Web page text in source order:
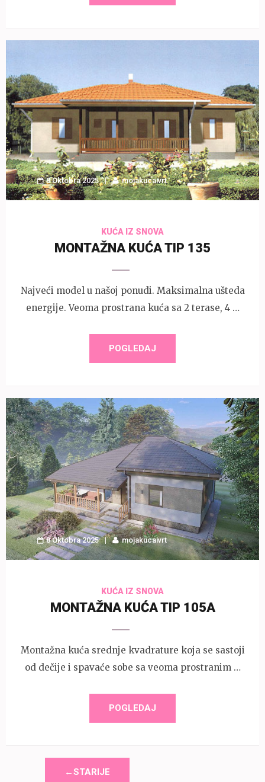
8 Oktobra 2025 mojakucaivrt
KUĆA IZ SNOVA
MONTAŽNA KUĆA TIP 135
Najveći model u našoj ponudi. Maksimalna ušteda
energije. Veoma prostrana kuća sa 2 terase, 4 …
POGLEDAJ
8 Oktobra 2025 mojakucaivrt
KUĆA IZ SNOVA
MONTAŽNA KUĆA TIP 105A
Montažna kuća srednje kvadrature koja se sastoji
od dečije i spavaće sobe sa veoma prostranim …
POGLEDAJ
←STARIJE